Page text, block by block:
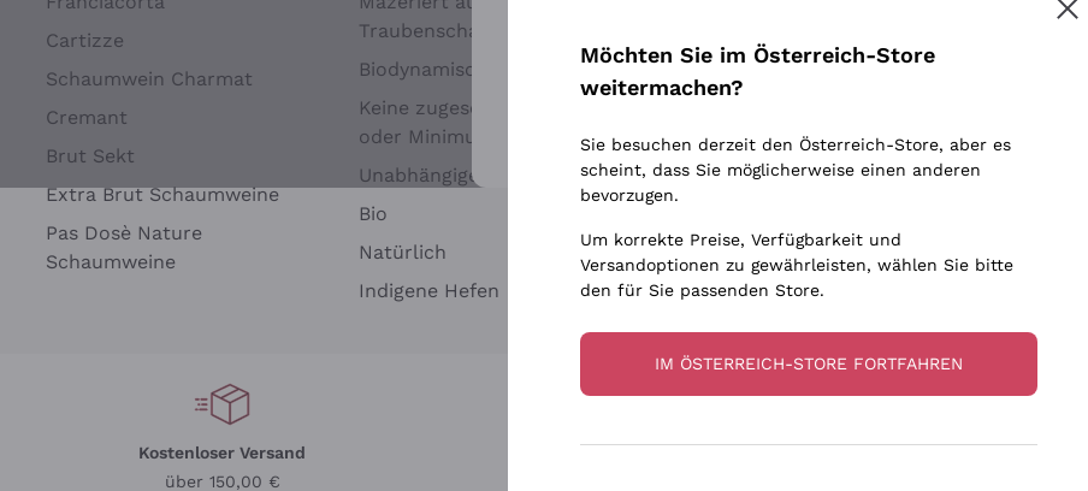
Cartizze
Schaumwein Charmat
Cremant
Brut Sekt
Extra Brut Schaumweine
Pas Dosè Nature
Schaumweine
Traubenschalen
Biodynamisch
Keine zugesetzten Sulfite
oder Minimum
Unabhängige Weinbauern
Bio
Natürlich
Indigene Hefen
Occhipinti Arianna
Biondi Santi
Argiolas
Zenato
Ca' dei Frati
Chardonnay
Kostenloser Versand
über 150,00 €
Weitere Informationen finden Sie in unserem Datenschutz-Bestimmungen
Möchten Sie im Österreich-Store
weitermachen?
Sie besuchen derzeit den Österreich-Store, aber es
scheint, dass Sie möglicherweise einen anderen
bevorzugen.
Um korrekte Preise, Verfügbarkeit und
Versandoptionen zu gewährleisten, wählen Sie bitte
den für Sie passenden Store.
IM ÖSTERREICH-STORE FORTFAHREN